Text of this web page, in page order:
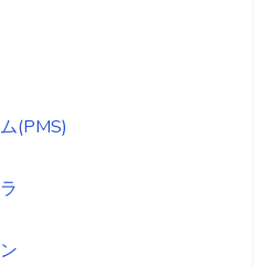
(PMS)